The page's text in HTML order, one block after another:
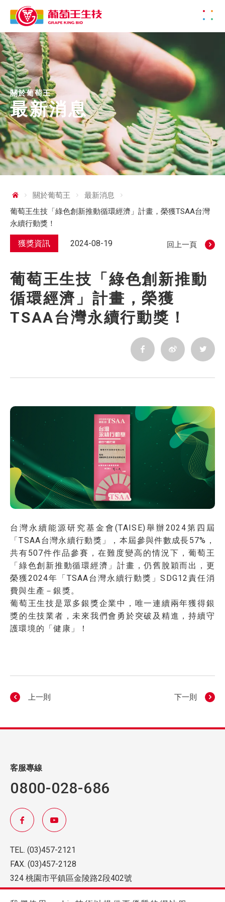
關於葡萄王
最新消息
關於葡萄王
最新消息
葡萄王生技「綠色創新推動循環經濟」計畫，榮獲TSAA台灣
永續行動獎！
獲獎資訊 2024-08-19 回上一頁
葡萄王生技「綠色創新推動
循環經濟」計畫，榮獲
TSAA台灣永續行動獎！
台灣永續能源研究基金會(TAISE)舉辦2024第四屆
「TSAA台灣永續行動獎」，本屆參與件數成長57%，
共有507件作品參賽，在難度變高的情況下，葡萄王
「綠色創新推動循環經濟」計畫，仍舊脫穎而出，更
榮獲2024年「TSAA台灣永續行動獎」SDG12責任消
費與生產－銀獎。
葡萄王生技是眾多銀獎企業中，唯一連續兩年獲得銀
獎的生技業者，未來我們會勇於突破及精進，持續守
護環境的「健康」！
上一則 下一則
客服專線
0800-028-686
TEL. (03)457-2121
FAX. (03)457-2128
324 桃園市平鎮區金陵路2段402號